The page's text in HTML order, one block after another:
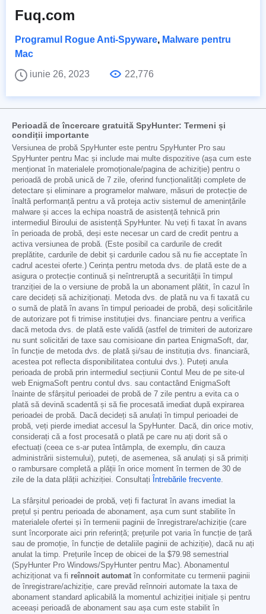
Fuq.com
Programul Rogue Anti-Spyware, Malware pentru
Mac
iunie 26, 2023
22,776
Perioadă de încercare gratuită SpyHunter: Termeni și
condiții importante
Versiunea de probă SpyHunter este pentru SpyHunter Pro sau
SpyHunter pentru Mac și include mai multe dispozitive (așa cum este
menționat în materialele promoționale/pagina de achiziție) pentru o
perioadă de probă unică de 7 zile, oferind funcționalități complete de
detectare și eliminare a programelor malware, măsuri de protecție de
înaltă performanță pentru a vă proteja activ sistemul de amenințările
malware și acces la echipa noastră de asistență tehnică prin
intermediul Biroului de asistență SpyHunter. Nu veți fi taxat în avans
în perioada de probă, deși este necesar un card de credit pentru a
activa versiunea de probă. (Este posibil ca cardurile de credit
preplătite, cardurile de debit și cardurile cadou să nu fie acceptate în
cadrul acestei oferte.) Cerința pentru metoda dvs. de plată este de a
asigura o protecție continuă și neîntreruptă a securității în timpul
tranziției de la o versiune de probă la un abonament plătit, în cazul în
care decideți să achiziționați. Metoda dvs. de plată nu va fi taxată cu
o sumă de plată în avans în timpul perioadei de probă, deși solicitările
de autorizare pot fi trimise instituției dvs. financiare pentru a verifica
dacă metoda dvs. de plată este validă (astfel de trimiteri de autorizare
nu sunt solicitări de taxe sau comisioane din partea EnigmaSoft, dar,
în funcție de metoda dvs. de plată și/sau de instituția dvs. financiară,
acestea pot reflecta disponibilitatea contului dvs.). Puteți anula
perioada de probă prin intermediul secțiunii Contul Meu de pe site-ul
web EnigmaSoft pentru contul dvs. sau contactând EnigmaSoft
înainte de sfârșitul perioadei de probă de 7 zile pentru a evita ca o
plată să devină scadentă și să fie procesată imediat după expirarea
perioadei de probă. Dacă decideți să anulați în timpul perioadei de
probă, veți pierde imediat accesul la SpyHunter. Dacă, din orice motiv,
considerați că a fost procesată o plată pe care nu ați dorit să o
efectuați (ceea ce s-ar putea întâmpla, de exemplu, din cauza
administrării sistemului), puteți, de asemenea, să anulați și să primiți
o rambursare completă a plății în orice moment în termen de 30 de
zile de la data plății achiziției. Consultați
Întrebările frecvente.
La sfârșitul perioadei de probă, veți fi facturat în avans imediat la
prețul și pentru perioada de abonament, așa cum sunt stabilite în
materialele ofertei și în termenii paginii de înregistrare/achiziție (care
sunt încorporate aici prin referință; prețurile pot varia în funcție de țară
sau de promoție, în funcție de detaliile paginii de achiziție), dacă nu ați
anulat la timp. Prețurile încep de obicei de la $79.98 semestrial
(SpyHunter Pro Windows/SpyHunter pentru Mac). Abonamentul
achiziționat va fi reînnoit automat în conformitate cu termenii paginii
de înregistrare/achiziție, care prevăd reînnoiri automate la taxa de
abonament standard aplicabilă la momentul achiziției inițiale și pentru
aceeași perioadă de abonament sau așa cum este stabilit în